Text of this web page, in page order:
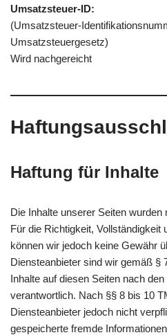
Umsatzsteuer-ID:
(Umsatzsteuer-
Umsatzsteuergesetz)
Wird nachgereicht
Haftung für Inhalte
Die Inhalte unserer Seiten
Für die Richtigkeit, Vollständigkeit
können wir jedoch keine Gewähr
Diensteanbieter sind wir gemäß §
Inhalte auf diesen Seiten nach
verantwortlich. Nach §§ 8 bis 10
Diensteanbieter jedoch nicht
gespeicherte fremde